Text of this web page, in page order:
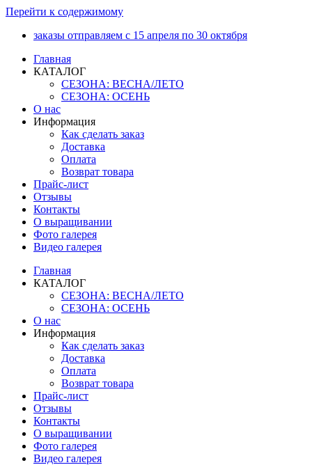
Перейти к содержимому
заказы отправляем с 15 апреля по 30 октября
Главная
КАТАЛОГ
СЕЗОНА: ВЕСНА/ЛЕТО
СЕЗОНА: ОСЕНЬ
О нас
Информация
Как сделать заказ
Доставка
Оплата
Возврат товара
Прайс-лист
Отзывы
Контакты
О выращивании
Фото галерея
Видео галерея
Главная
КАТАЛОГ
СЕЗОНА: ВЕСНА/ЛЕТО
СЕЗОНА: ОСЕНЬ
О нас
Информация
Как сделать заказ
Доставка
Оплата
Возврат товара
Прайс-лист
Отзывы
Контакты
О выращивании
Фото галерея
Видео галерея